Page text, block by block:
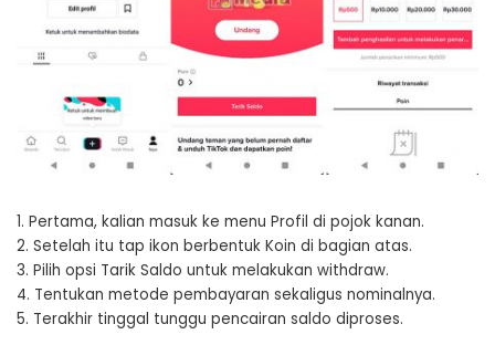
1. Pertama, kalian masuk ke menu Profil di pojok kanan.
2. Setelah itu tap ikon berbentuk Koin di bagian atas.
3. Pilih opsi Tarik Saldo untuk melakukan withdraw.
4. Tentukan metode pembayaran sekaligus nominalnya.
5. Terakhir tinggal tunggu pencairan saldo diproses.